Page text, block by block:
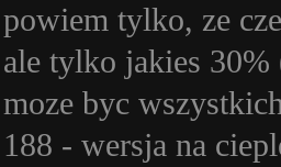
powiem tylko, ze
ale tylko jakies 30%
moze byc
188 - wersja na